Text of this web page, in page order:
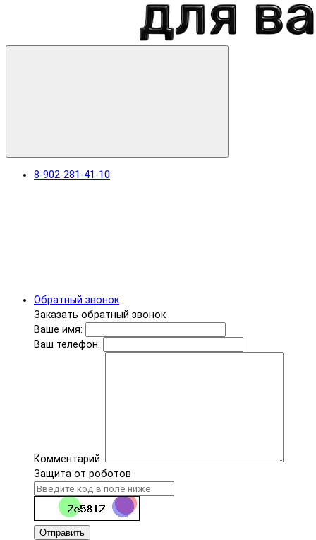
8-902-281-41-10
Обратный звонок
Заказать обратный звонок
Ваше имя:
Ваш телефон:
Комментарий:
Защита от роботов
Отправить